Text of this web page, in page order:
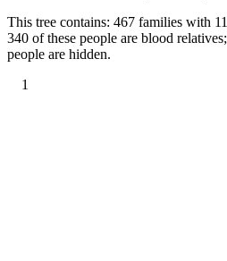
This tree contains: 467 families with
340 of these people are blood
people are hidden.
1